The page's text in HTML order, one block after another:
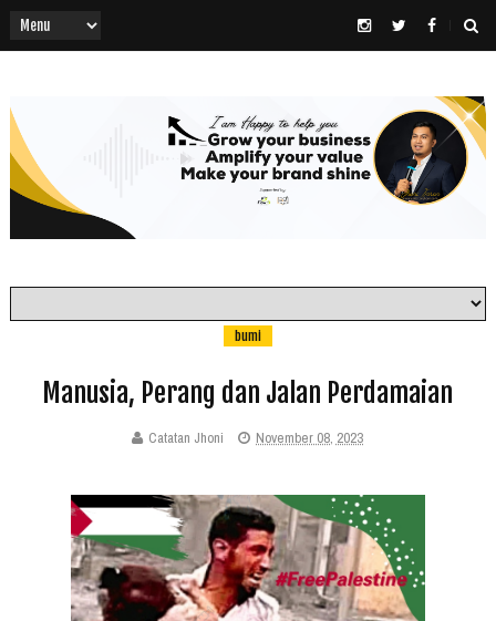
bumi
Manusia, Perang dan Jalan Perdamaian
Catatan Jhoni November 08, 2023